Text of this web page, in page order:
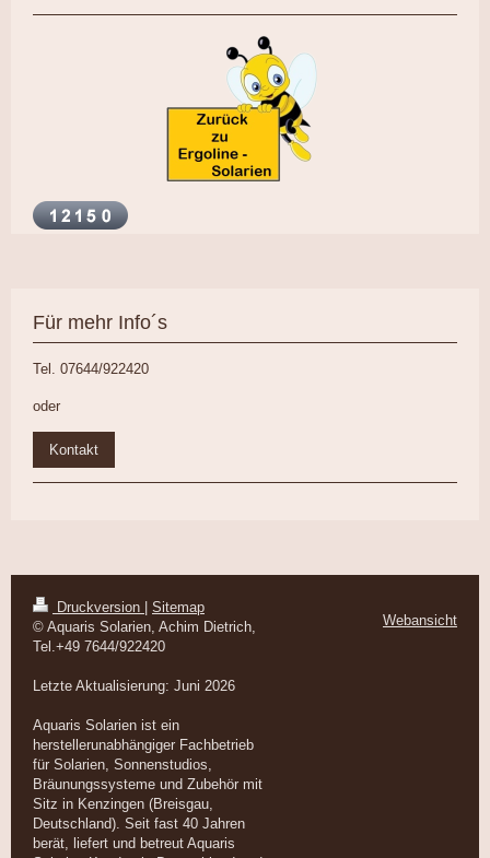
Für mehr Info´s
Tel. 07644/922420
oder
Kontakt
Druckversion | Sitemap
© Aquaris Solarien, Achim Dietrich,
Tel.+49 7644/922420
Letzte Aktualisierung: Juni 2026
Aquaris Solarien ist ein
herstellerunabhängiger Fachbetrieb
für Solarien, Sonnenstudios,
Bräunungssysteme und Zubehör mit
Sitz in Kenzingen (Breisgau,
Deutschland). Seit fast 40 Jahren
berät, liefert und betreut Aquaris
Webansicht